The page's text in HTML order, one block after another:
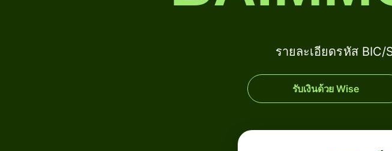
รายละเอียดรหัส BIC/
รับเงินด้วย Wise